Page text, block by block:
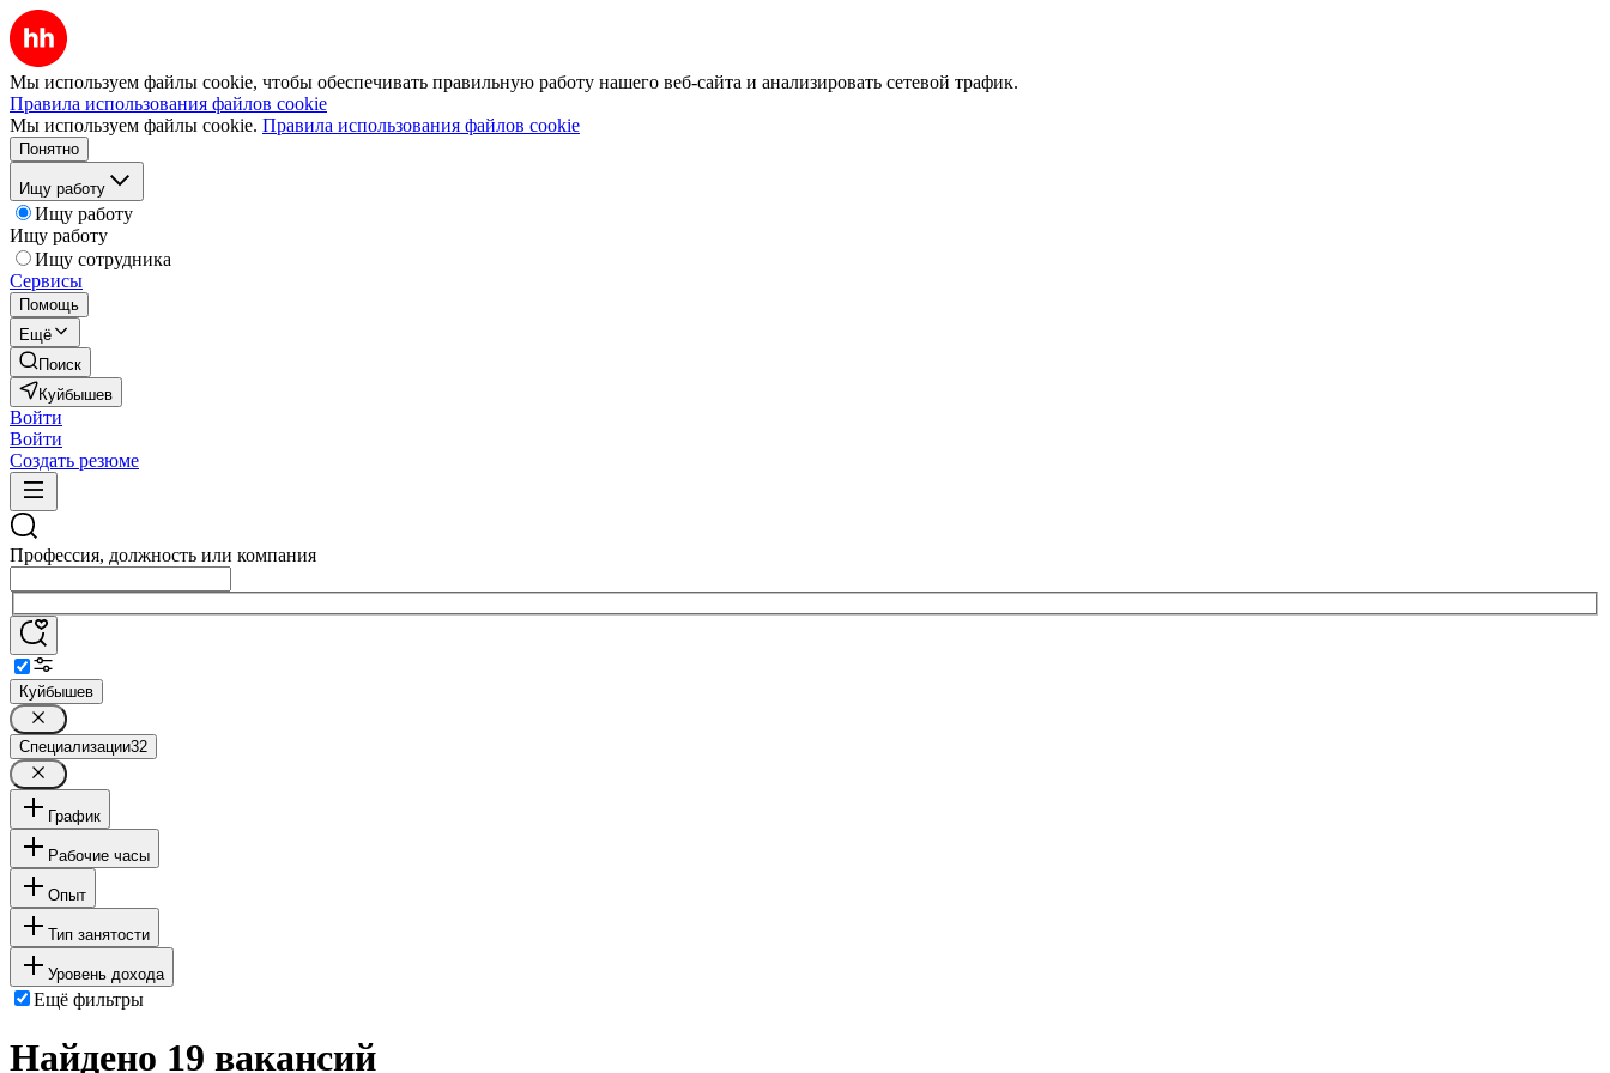
Мы используем файлы cookie, чтобы обеспечивать правильную работу нашего веб-сайта и анализировать сетевой трафик.
Правила использования файлов cookie
Мы используем файлы cookie. Правила использования файлов cookie
Понятно
Ищу работу
Ищу работу
Ищу работу
Ищу сотрудника
Сервисы
Помощь
Ещё
Поиск
Куйбышев
Войти
Войти
Создать резюме
Профессия, должность или компания
Куйбышев
Специализации32
График
Рабочие часы
Опыт
Тип занятости
Уровень дохода
Ещё фильтры
Найдено 19 вакансий